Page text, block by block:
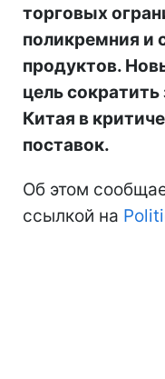
торговых
поликремния и
продуктов.
цель
Китая в
поставок.
Об этом
ссылкой на